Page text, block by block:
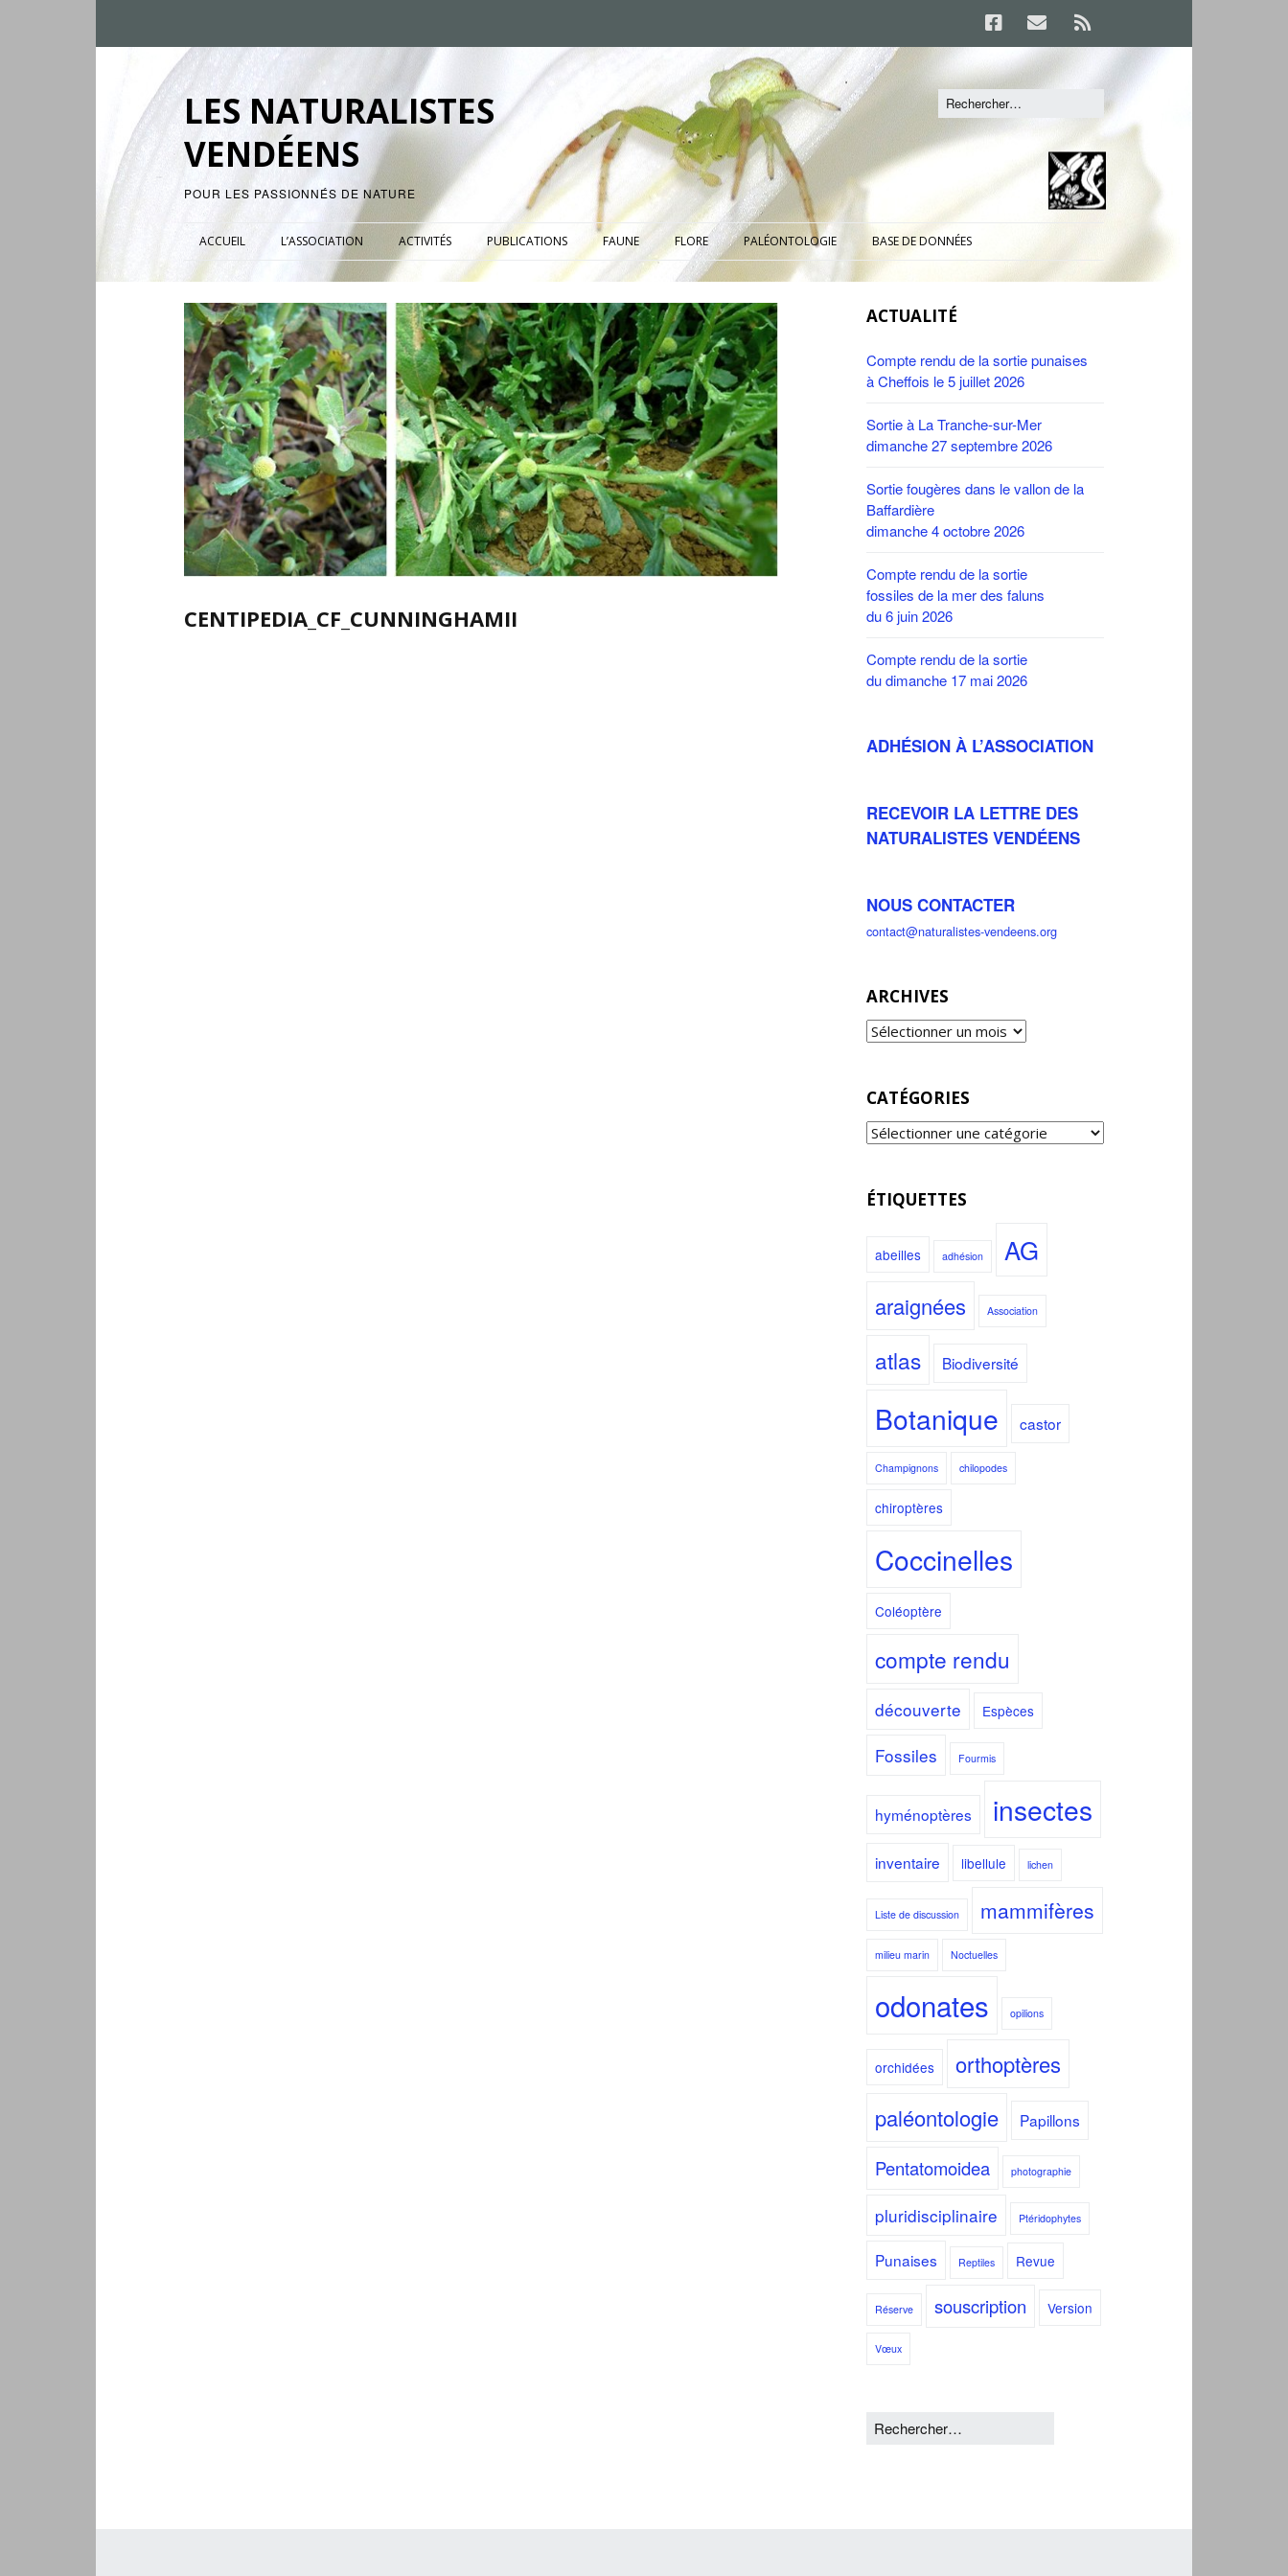
LES NATURALISTES
VENDÉENS
POUR LES PASSIONNÉS DE NATURE
ACCUEIL L’ASSOCIATION ACTIVITÉS PUBLICATIONS FAUNE FLORE PALÉONTOLOGIE BASE DE DONNÉES
CENTIPEDIA_CF_CUNNINGHAMII
ACTUALITÉ
Compte rendu de la sortie punaises
à Cheffois le 5 juillet 2026
Sortie à La Tranche-sur-Mer
dimanche 27 septembre 2026
Sortie fougères dans le vallon de la
Baffardière
dimanche 4 octobre 2026
Compte rendu de la sortie
fossiles de la mer des faluns
du 6 juin 2026
Compte rendu de la sortie
du dimanche 17 mai 2026
ADHÉSION À L’ASSOCIATION
RECEVOIR LA LETTRE DES
NATURALISTES VENDÉENS
NOUS CONTACTER
contact@naturalistes-vendeens.org
ARCHIVES
CATÉGORIES
ÉTIQUETTES
abeilles adhésion AG
araignées Association
atlas Biodiversité
Botanique castor
Champignons chilopodes
chiroptères
Coccinelles
Coléoptère
compte rendu
découverte Espèces
Fossiles Fourmis
hyménoptères insectes
inventaire libellule lichen
Liste de discussion mammifères
milieu marin Noctuelles
odonates opilions
orchidées
orthoptères
paléontologie
Papillons
Pentatomoidea photographie
pluridisciplinaire Ptéridophytes
Punaises Reptiles Revue
Réserve souscription Version
Vœux